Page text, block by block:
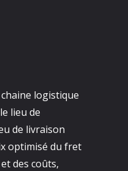
logistique
lieu de
de livraison
optimisé du fret
des coûts,